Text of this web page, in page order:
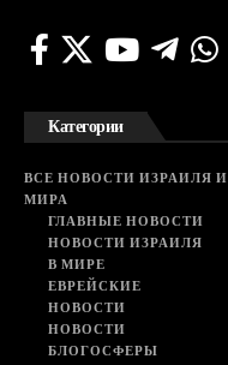
Категории
ВСЕ НОВОСТИ ИЗРАИЛЯ И
МИРА
ГЛАВНЫЕ НОВОСТИ
НОВОСТИ ИЗРАИЛЯ
В МИРЕ
ЕВРЕЙСКИЕ
НОВОСТИ
НОВОСТИ
БЛОГОСФЕРЫ